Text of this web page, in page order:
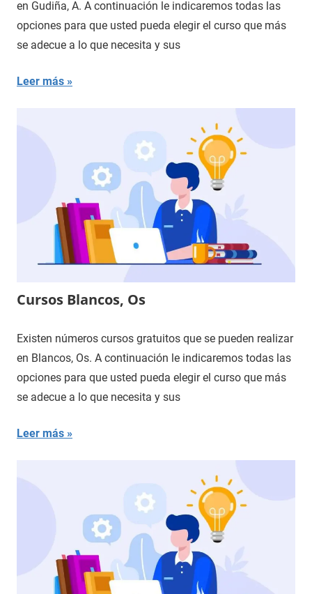
en Gudiña, A. A continuación le indicaremos todas las
opciones para que usted pueda elegir el curso que más
se adecue a lo que necesita y sus
Leer más
Cursos Blancos, Os
Existen números cursos gratuitos que se pueden realizar
en Blancos, Os. A continuación le indicaremos todas las
opciones para que usted pueda elegir el curso que más
se adecue a lo que necesita y sus
Leer más